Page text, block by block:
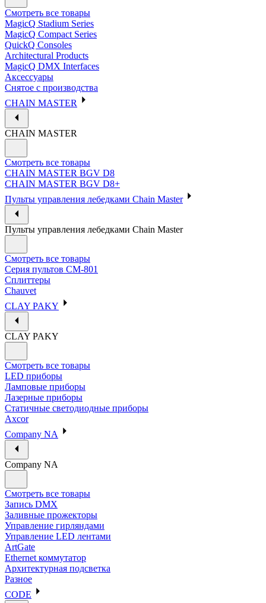
Смотреть все товары
MagicQ Stadium Series
MagicQ Compact Series
QuickQ Consoles
Architectural Products
MagicQ DMX Interfaces
Аксессуары
Снятое с производства
CHAIN MASTER
CHAIN MASTER
Смотреть все товары
CHAIN MASTER BGV D8
CHAIN MASTER BGV D8+
Пульты управления лебедками Chain Master
Пульты управления лебедками Chain Master
Смотреть все товары
Серия пультов CM-801
Сплиттеры
Chauvet
CLAY PAKY
CLAY PAKY
Смотреть все товары
LED приборы
Ламповые приборы
Лазерные приборы
Статичные светодиодные приборы
Axcor
Company NA
Company NA
Смотреть все товары
Запись DMX
Заливные прожекторы
Управление гирляндами
Управление LED лентами
ArtGate
Ethernet коммутатор
Архитектурная подсветка
Разное
CODE